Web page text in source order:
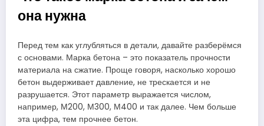
она нужна
Перед тем как углубляться в детали, давайте разберёмся
с основами. Марка бетона – это показатель прочности
материала на сжатие. Проще говоря, насколько хорошо
бетон выдерживает давление, не трескается и не
разрушается. Этот параметр выражается числом,
например, М200, М300, М400 и так далее. Чем больше
эта цифра, тем прочнее бетон.